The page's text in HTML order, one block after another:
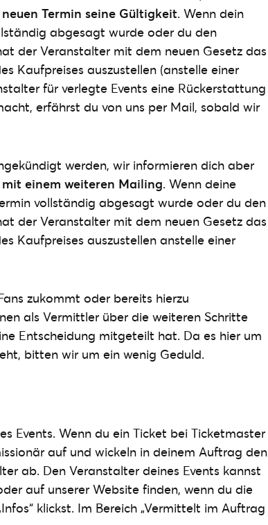
Termin seine Gültigkeit. Wenn dein
abgesagt wurde oder du den
der Veranstalter mit dem neuen Gesetz das
Kaufpreises auszustellen (anstelle einer
für verlegte Events eine Rückerstattung
erfährst du von uns per Mail, sobald wir
werden, wir informieren dich aber
einem weiteren Mailing. Wenn deine
vollständig abgesagt wurde oder du den
der Veranstalter mit dem neuen Gesetz das
Kaufpreises auszustellen anstelle einer
zukommt oder bereits hierzu
als Vermittler über die weiteren Schritte
Entscheidung mitgeteilt hat. Da es hier um
bitten wir um ein wenig Geduld.
Events. Wenn du ein Ticket bei Ticketmaster
auf und wickeln in deinem Auftrag den
ab. Den Veranstalter deines Events kannst
auf unserer Website finden, wenn du die
klickst. Im Bereich „Vermittelt im Auftrag